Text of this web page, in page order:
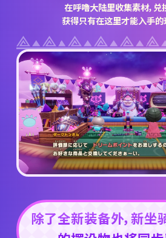
在呼噜大陆里收集素材，兑
获得只有在这里才能入手的
除了全新装备外，新坐